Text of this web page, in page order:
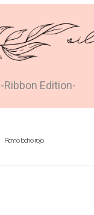
Edition-
Ramo boho rojo